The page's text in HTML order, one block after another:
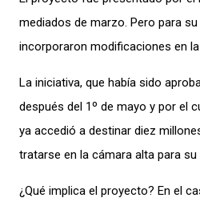
mediados de marzo. Pero para
incorporaron modificaciones en
La iniciativa, que había sido
después del 1º de mayo y por el
ya accedió a destinar diez
tratarse en la cámara alta para
¿Qué implica el proyecto? En el